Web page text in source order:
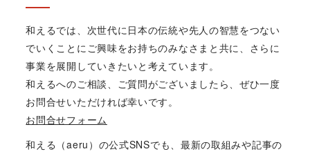
和えるでは、次世代に日本の伝統や先人の智慧をつない
でいくことにご興味をお持ちのみなさまと共に、さらに
事業を展開していきたいと考えています。
和えるへのご相談、ご質問がございましたら、ぜひ一度
お問合せいただければ幸いです。
お問合せフォーム
和える（aeru）の公式SNSでも、最新の取組みや記事の